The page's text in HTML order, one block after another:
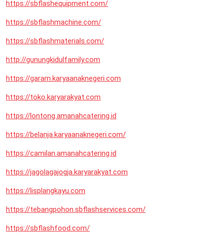
https://sbflashequipment.com/
https://sbflashmachine.com/
https://sbflashmaterials.com/
http://gunungkidulfamily.com
https://garam.karyaanaknegeri.com
https://toko.karyarakyat.com
https://lontong.amanahcatering.id
https://belanja.karyaanaknegeri.com/
https://camilan.amanahcatering.id
https://jagolagajogja.karyarakyat.com
https://lisplangkayu.com
https://tebangpohon.sbflashservices.com/
https://sbflashfood.com/